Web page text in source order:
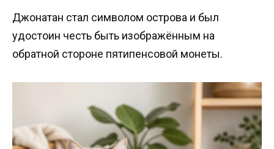
Джонатан стал символом острова и был
удостоин честь быть изображённым на
обратной стороне пятипенсовой монеты.